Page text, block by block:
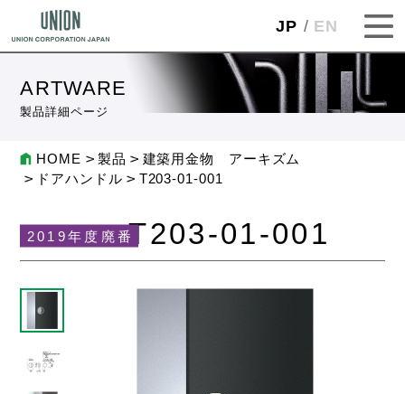
JP EN
ARTWARE
製品詳細ページ
HOME 製品
建築用金物 アーキズム
ドアハンドル
T203-01-001
T203-01-001
2019年度廃番